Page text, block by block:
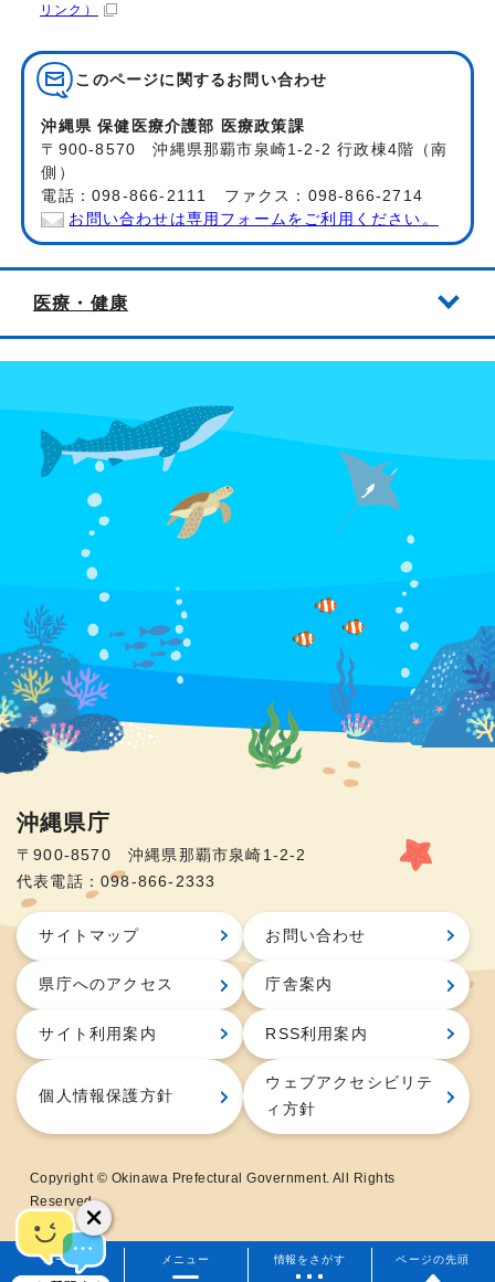
リンク）
このページに関する お問い合わせ
沖縄県 保健医療介護部 医療政策課
〒900-8570 沖縄県那覇市泉崎1-2-2 行政棟4階（南
側）
電話：098-866-2111 ファクス：098-866-2714
お問い合わせは専用フォームをご利用ください。
医療・健康
メニュー
ホーム 情報をさがす ページの先頭
沖縄県庁
〒900-8570 沖縄県那覇市泉崎1-2-2
代表電話：098-866-2333
サイトマップ お問い合わせ
県庁へのアクセス 庁舎案内
サイト利用案内 RSS利用案内
個人情報保護方針
ウェブアクセシビリテ
ィ方針
Copyright © Okinawa Prefectural Government. All Rights
Reserved.